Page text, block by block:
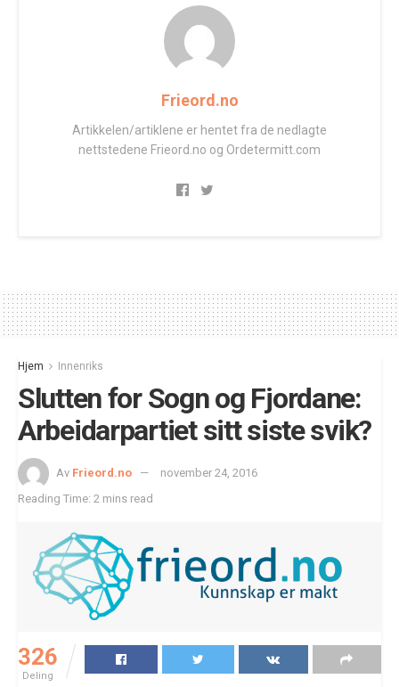
Frieord.no
Artikkelen/artiklene er hentet fra de nedlagte
nettstedene Frieord.no og Ordetermitt.com
Hjem Innenriks
Slutten for Sogn og Fjordane:
Arbeidarpartiet sitt siste svik?
Av Frieord.no
november 24, 2016
Reading Time: 2 mins read
326
Deling